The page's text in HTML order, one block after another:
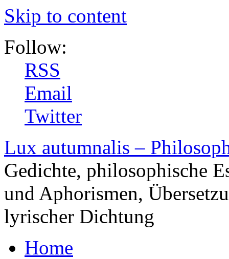
Skip to content
Follow:
RSS
Email
Twitter
Lux autumnalis –
Gedichte, philosophische
und Aphorismen,
lyrischer Dichtung
Home